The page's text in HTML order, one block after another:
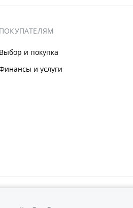
ПОКУПАТЕЛЯМ
Выбор и покупка
и услуги